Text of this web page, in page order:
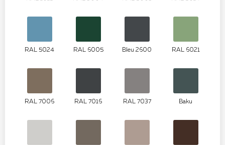
RAL 5024 RAL 6005 Bleu 2600 RAL 6021
RAL 7006 RAL 7016 RAL 7037 Baku